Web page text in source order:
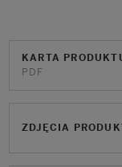
KARTA
PDF
ZDJĘCIA